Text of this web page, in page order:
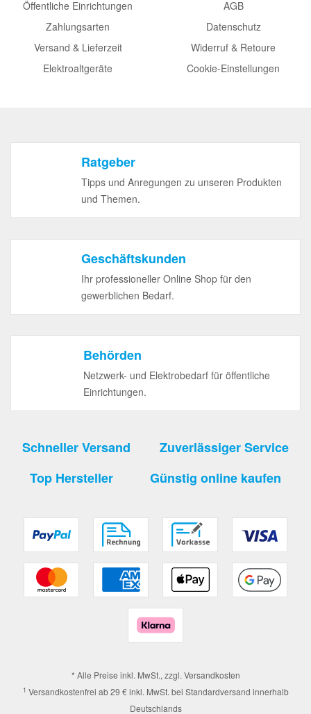
Öffentliche Einrichtungen
Zahlungsarten
Versand & Lieferzeit
Elektroaltgeräte
AGB
Datenschutz
Widerruf & Retoure
Cookie-Einstellungen
Ratgeber
Tipps und Anregungen zu unseren Produkten
und Themen.
Geschäftskunden
Ihr professioneller Online Shop für den
gewerblichen Bedarf.
Behörden
Netzwerk- und Elektrobedarf für öffentliche
Einrichtungen.
Schneller Versand
Zuverlässiger Service
Top Hersteller
Günstig online kaufen
* Alle Preise inkl. MwSt., zzgl. Versandkosten
1 Versandkostenfrei ab 29 € inkl. MwSt. bei Standardversand innerhalb
Deutschlands